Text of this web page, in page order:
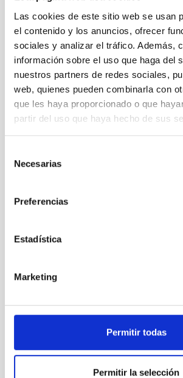
Las cookies de este sitio web se usan
el contenido y los anuncios, ofrecer
sociales y analizar el tráfico. Además,
información sobre el uso que haga del
nuestros partners de redes sociales,
web, quienes pueden combinarla con
que les haya proporcionado o que
partir del uso que haya hecho de sus
Necesarias
Preferencias
Estadística
Marketing
Permitir todas
Permitir la selección
Ignacio Cirac visitó el IAC y los
Canarias
La obra de teatro “El honor perdido
Leavitt” se estrena mañana en